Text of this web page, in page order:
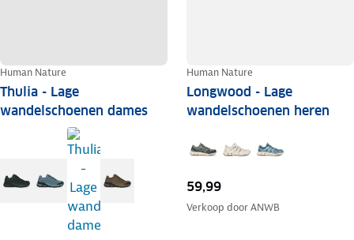
Human Nature
Thulia - Lage
wandelschoenen dames
Human Nature
Longwood - Lage
wandelschoenen heren
59,99
Verkoop doorANWB